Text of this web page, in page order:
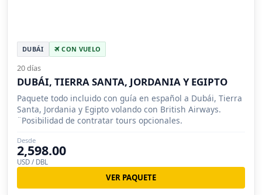
DUBÁI CON VUELO
20 días
DUBÁI, TIERRA SANTA, JORDANIA Y EGIPTO
Paquete todo incluido con guía en español a Dubái, Tierra
Santa, Jordania y Egipto volando con British Airways.
¨Posibilidad de contratar tours opcionales.
Desde
2,598.00
USD / DBL
VER PAQUETE